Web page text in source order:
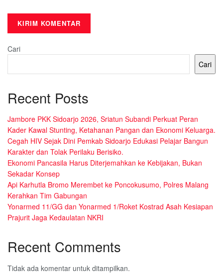
Cari
Cari
Recent Posts
Jambore PKK Sidoarjo 2026, Sriatun Subandi Perkuat Peran
Kader Kawal Stunting, Ketahanan Pangan dan Ekonomi Keluarga.
Cegah HIV Sejak Dini Pemkab Sidoarjo Edukasi Pelajar Bangun
Karakter dan Tolak Perilaku Berisiko.
Ekonomi Pancasila Harus Diterjemahkan ke Kebijakan, Bukan
Sekadar Konsep
Api Karhutla Bromo Merembet ke Poncokusumo, Polres Malang
Kerahkan Tim Gabungan
Yonarmed 11/GG dan Yonarmed 1/Roket Kostrad Asah Kesiapan
Prajurit Jaga Kedaulatan NKRI
Recent Comments
Tidak ada komentar untuk ditampilkan.